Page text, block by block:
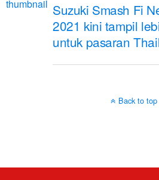
Suzuki Smash Fi
2021 kini tampil
untuk pasaran
Back to top